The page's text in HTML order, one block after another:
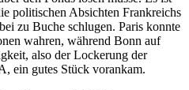
politischen Absichten Frankreichs
zu Buche schlugen. Paris konnte
wahren, während Bonn auf
also der Lockerung der
ein gutes Stück vorankam.